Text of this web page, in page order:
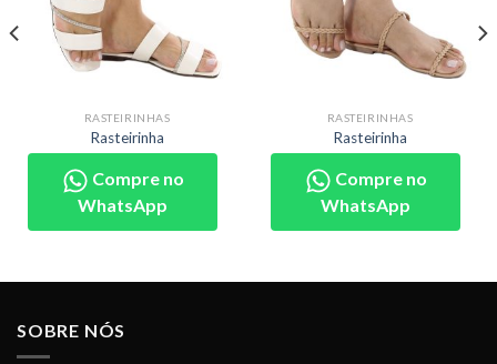
RASTEIRINHAS
Rasteirinha
Compre no
WhatsApp
RASTEIRINHAS
Rasteirinha
Compre no
WhatsApp
SOBRE NÓS